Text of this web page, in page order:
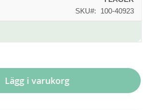
SKU
100-40923
Lägg i varukorg